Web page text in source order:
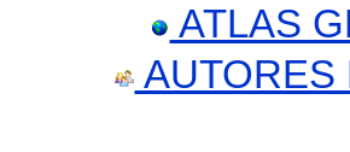
ATLAS
AUTORES